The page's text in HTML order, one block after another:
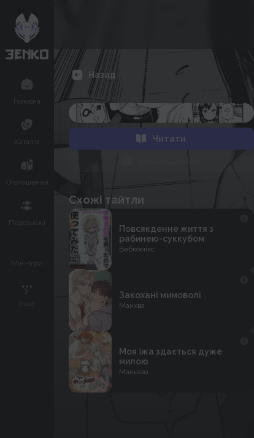
Головна
Каталог
Оголошення
Персонажі
Міні-Ігри
Інше
Назад
Читати
Схожі тайтли
Повсякденне життя з
рабинею-суккубом
Вебкомікс
Закохані мимоволі
Манхва
Моя їжа здається дуже
милою
Маньхва